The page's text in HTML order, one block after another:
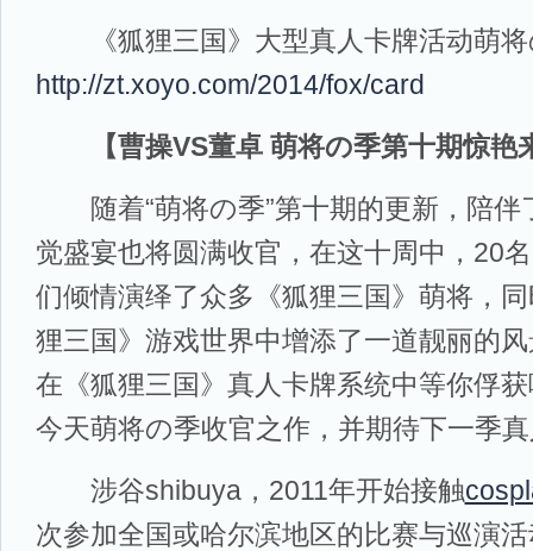
《狐狸三国》大型真人卡牌活动萌将
http://zt.xoyo.com/2014/fox/card
【曹操VS董卓 萌将の季第十期惊艳
随着“萌将の季”第十期的更新，陪伴
觉盛宴也将圆满收官，在这十周中，20
们倾情演绎了众多《狐狸三国》萌将，
狸三国》游戏世界中增添了一道靓丽的
在《狐狸三国》真人卡牌系统中等你俘
今天萌将の季收官之作，并期待下一季
涉谷shibuya，2011年开始接触
次参加全国或哈尔滨地区的比赛与巡演